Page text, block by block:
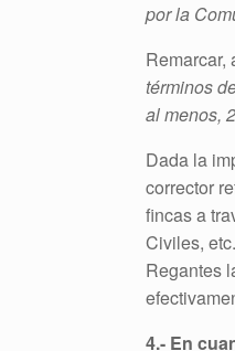
por la
Remarcar,
términos
al menos,
Dada la
corrector
fincas a
Civiles,
Regantes
4.- En